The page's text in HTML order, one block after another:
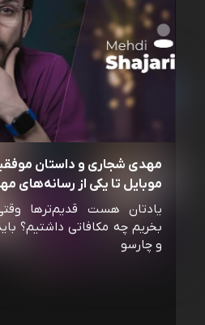
مهدی شجاری و داستان
موبایل تا یکی از رسانه‌‌های
یادتان هست قدیم‌ترها
بخریم چه مکافاتی داشتیم؟
و چارسو